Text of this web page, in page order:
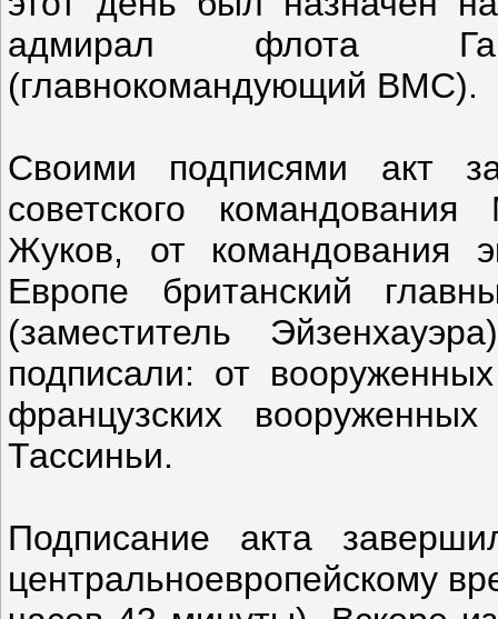
адмирал флота
(главнокомандующий ВМС).
Своими подписями акт
советского
Жуков, от командования
Европе британский
(заместитель
подписали: от
французских
Тассиньи.
Подписание акта
центральноевропейскому